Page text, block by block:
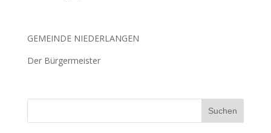
GEMEINDE NIEDERLANGEN
Der Bürgermeister